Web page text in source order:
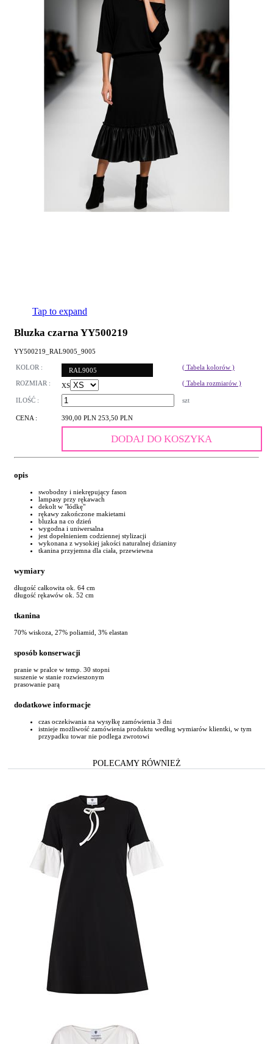
Tap to expand
Bluzka czarna YY500219
YY500219_RAL9005_9005
KOLOR : RAL9005 ( Tabela kolorów )
ROZMIAR : XS ( Tabela rozmiarów )
ILOŚĆ : szt
CENA : 390,00 PLN 253,50 PLN
DODAJ DO KOSZYKA
opis
swobodny i niekrępujący fason
lampasy przy rękawach
dekolt w "łódkę"
rękawy zakończone makietami
bluzka na co dzień
wygodna i uniwersalna
jest dopełnieniem codziennej stylizacji
wykonana z wysokiej jakości naturalnej dzianiny
tkanina przyjemna dla ciała, przewiewna
wymiary
długość całkowita ok. 64 cm
długość rękawów ok. 52 cm
tkanina
70% wiskoza, 27% poliamid, 3% elastan
sposób konserwacji
pranie w pralce w temp. 30 stopni
suszenie w stanie rozwieszonym
prasowanie parą
dodatkowe informacje
czas oczekiwania na wysyłkę zamówienia 3 dni
istnieje możliwość zamówienia produktu według wymiarów klientki, w tym
przypadku towar nie podlega zwrotowi
POLECAMY RÓWNIEŻ